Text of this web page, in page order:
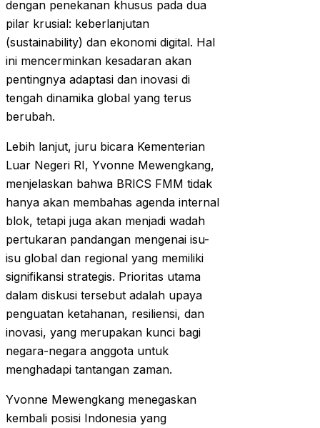
dengan penekanan khusus pada dua
pilar krusial: keberlanjutan
(sustainability) dan ekonomi digital. Hal
ini mencerminkan kesadaran akan
pentingnya adaptasi dan inovasi di
tengah dinamika global yang terus
berubah.
Lebih lanjut, juru bicara Kementerian
Luar Negeri RI, Yvonne Mewengkang,
menjelaskan bahwa BRICS FMM tidak
hanya akan membahas agenda internal
blok, tetapi juga akan menjadi wadah
pertukaran pandangan mengenai isu-
isu global dan regional yang memiliki
signifikansi strategis. Prioritas utama
dalam diskusi tersebut adalah upaya
penguatan ketahanan, resiliensi, dan
inovasi, yang merupakan kunci bagi
negara-negara anggota untuk
menghadapi tantangan zaman.
Yvonne Mewengkang menegaskan
kembali posisi Indonesia yang